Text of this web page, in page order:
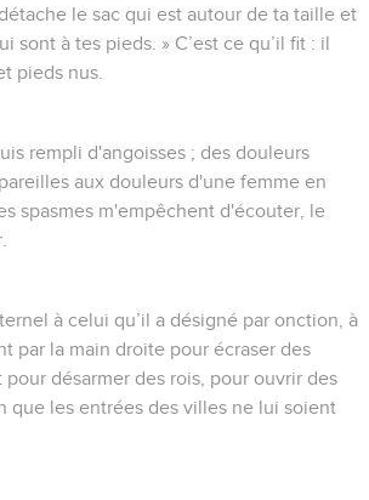
détache le sac qui est autour de ta taille et
sont à tes pieds. » C’est ce qu’il fit : il
pieds nus.
rempli d'angoisses ; des douleurs
aux douleurs d'une femme en
spasmes m'empêchent d'écouter, le
à celui qu’il a désigné par onction, à
par la main droite pour écraser des
désarmer des rois, pour ouvrir des
que les entrées des villes ne lui soient